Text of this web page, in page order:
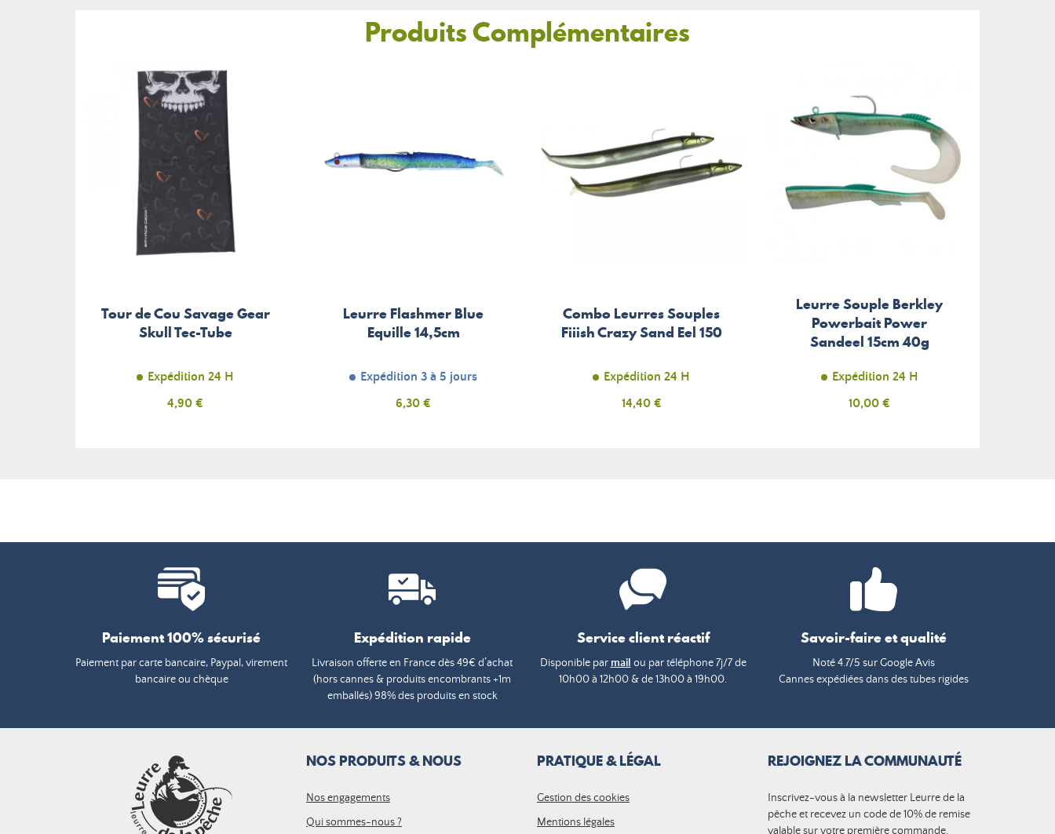
Produits Complémentaires
Tour de Cou Savage Gear
Skull Tec-Tube
Expédition 24 H
Prix
4,90 €
Leurre Flashmer Blue
Equille 14,5cm
Expédition 3 à 5 jours
Prix
6,30 €
Combo Leurres Souples
Fiiish Crazy Sand Eel 150
Expédition 24 H
Prix
14,40 €
Leurre Souple Berkley
Powerbait Power
Sandeel 15cm 40g
Expédition 24 H
Prix
10,00 €
Paiement 100% sécurisé
Paiement par carte bancaire, Paypal, virement
bancaire ou chèque
Expédition rapide
Livraison offerte en France dès 49€ d’achat
(hors cannes & produits encombrants +1m
emballés) 98% des produits en stock
Service client réactif
Disponible par mail ou par téléphone 7j/7 de
10h00 à 12h00 & de 13h00 à 19h00.
Savoir-faire et qualité
Noté 4.7/5 sur Google Avis
Cannes expédiées dans des tubes rigides
NOS PRODUITS & NOUS
Nos engagements
Qui sommes-nous ?
PRATIQUE & LÉGAL
Gestion des cookies
Mentions légales
REJOIGNEZ LA COMMUNAUTÉ
Inscrivez-vous à la newsletter Leurre de la
pêche et recevez un code de 10% de remise
valable sur votre première commande.